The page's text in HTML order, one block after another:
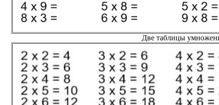
Две таблицы